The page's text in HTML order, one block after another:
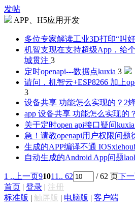
发帖
APP、H5应用开发
多位专家解读工业3D打印“叫
机智支现在支持超级App，给
城贯注 3
定时openapi---数据点kuxia 3
请问，机智云+ESP8266 加上
3
设备共享 功能怎么实现的？ 2
app 设备共享 功能怎么实现的？
关于定时open api接口疑问kuxia
急！请教openapi用户权限问题
生成的APP编译不通 IOS
自动生成的Android App问题
1 .. 上一页91011 .. 62 / 62 页下
首页 | 登录 | 注册
标准版 | 触屏版 | 电脑版 | 客户端